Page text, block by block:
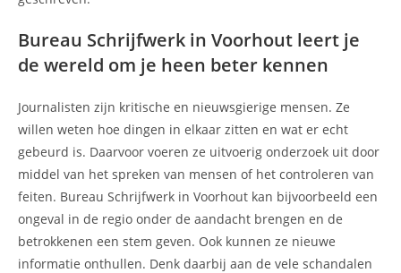
Bureau Schrijfwerk in Voorhout leert je
de wereld om je heen beter kennen
Journalisten zijn kritische en nieuwsgierige mensen. Ze
willen weten hoe dingen in elkaar zitten en wat er echt
gebeurd is. Daarvoor voeren ze uitvoerig onderzoek uit door
middel van het spreken van mensen of het controleren van
feiten. Bureau Schrijfwerk in Voorhout kan bijvoorbeeld een
ongeval in de regio onder de aandacht brengen en de
betrokkenen een stem geven. Ook kunnen ze nieuwe
informatie onthullen. Denk daarbij aan de vele schandalen